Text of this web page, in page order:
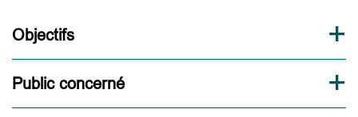
Objectifs
Public concerné